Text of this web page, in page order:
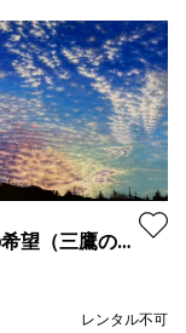
望（三鷹の夕
レンタル不可